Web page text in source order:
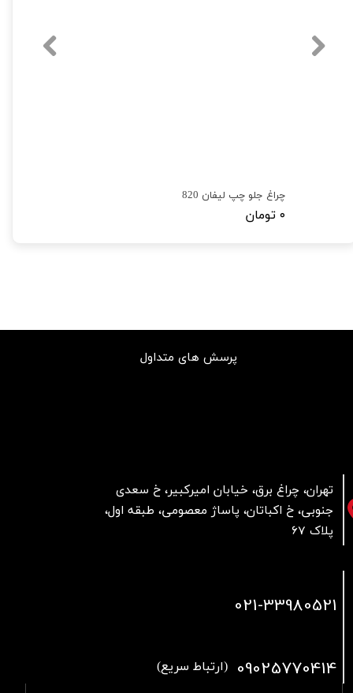
چراغ جلو چپ لیفان 820
۰ تومان
تهران، چراغ برق، خیابان امیرکبیر، خ سعدی
جنوبی، خ اکباتان، پاساژ معصومی، طبقه اول،
پلاک 67
پرسش های متداول
021-33980521
09025770414 (ارتباط سریع)